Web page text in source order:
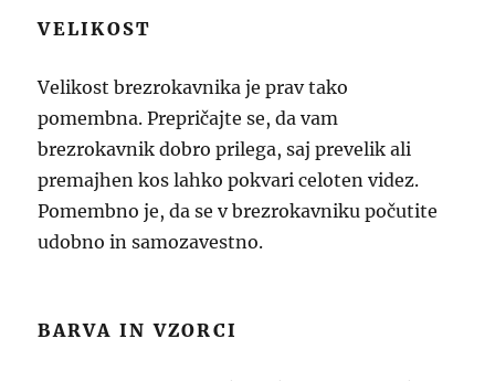
VELIKOST
Velikost brezrokavnika je prav tako
pomembna. Prepričajte se, da vam
brezrokavnik dobro prilega, saj prevelik ali
premajhen kos lahko pokvari celoten videz.
Pomembno je, da se v brezrokavniku počutite
udobno in samozavestno.
BARVA IN VZORCI